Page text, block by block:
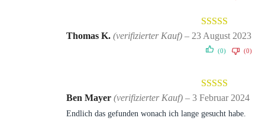
Bewertet mit
von 5
Thomas K.(verifizierter Kauf) – 23 August 2023
(0) (0)
Bewertet mit
5von 5
Ben Mayer(verifizierter Kauf) – 3 Februar 2024
Endlich das gefunden wonach ich lange gesucht habe.